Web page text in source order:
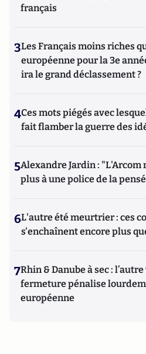
français
3Les Français moins riches
européenne pour la 3e
ira le grand déclassement ?
4Ces mots piégés avec
fait flamber la guerre des
5Alexandre Jardin : "L'Arcom
plus à une police de la
6L'autre été meurtrier : ces
s'enchaînent encore plus
7Rhin & Danube à sec :
fermeture pénalise
européenne